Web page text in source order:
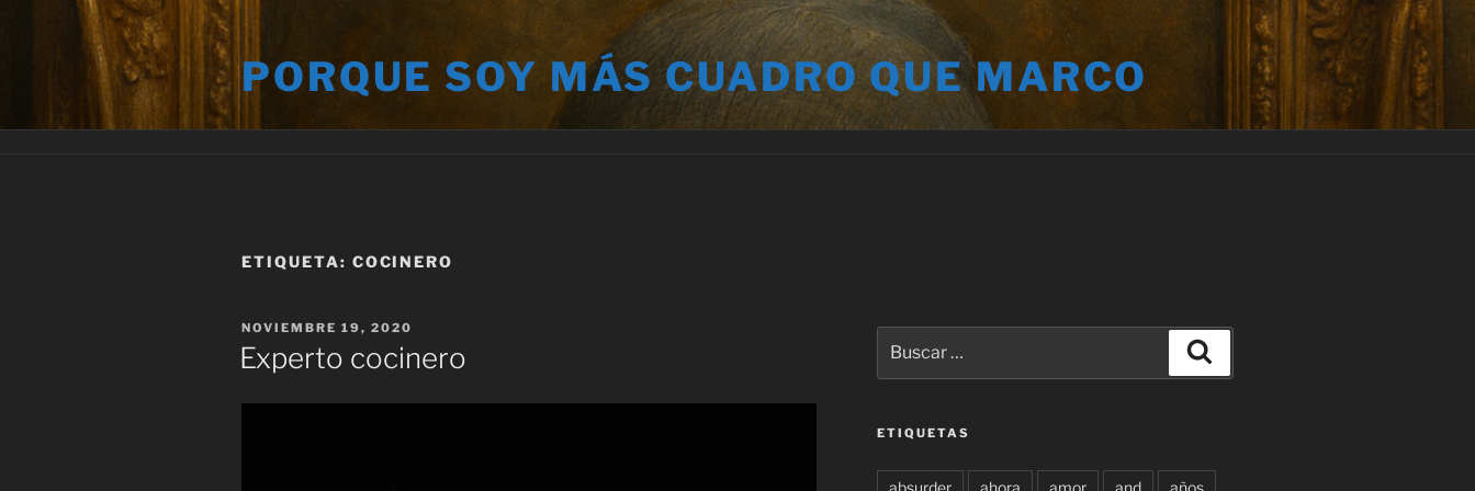
PORQUE SOY MÁS CUADRO QUE MARCO
ETIQUETA: COCINERO
PUBLICADO
EL
NOVIEMBRE 19, 2020
Experto cocinero
por:
ETIQUETAS
absurder ahora amor and años